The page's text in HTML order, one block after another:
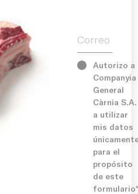
a la parrilla o a la
dorada y un interior
pan brioche con queso
caramelizada,
combina
aros de cebolla o
Autorizo a
Companyia
General
Càrnia S.A.
a utilizar
mis datos
para el
propósito
de este
formulario*